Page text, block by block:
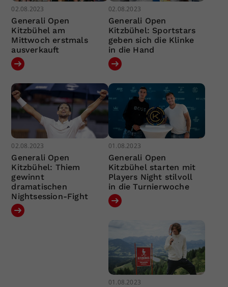
02.08.2023
Generali Open
Kitzbühel am
Mittwoch erstmals
ausverkauft
02.08.2023
Generali Open
Kitzbühel: Sportstars
geben sich die Klinke
in die Hand
02.08.2023
Generali Open
Kitzbühel: Thiem
gewinnt
dramatischen
Nightsession-Fight
01.08.2023
Generali Open
Kitzbühel starten mit
Players Night stilvoll
in die Turnierwoche
01.08.2023